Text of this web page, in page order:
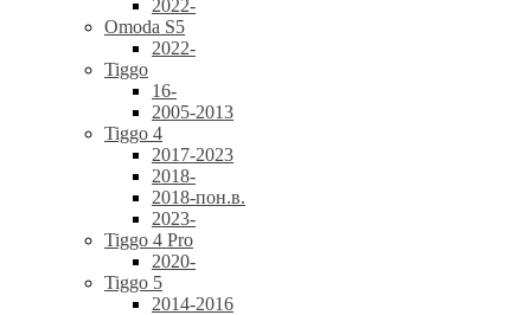
2022-
Omoda S5
2022-
Tiggo
16-
2005-2013
Tiggo 4
2017-2023
2018-
2018-пон.в.
2023-
Tiggo 4 Pro
2020-
Tiggo 5
2014-2016